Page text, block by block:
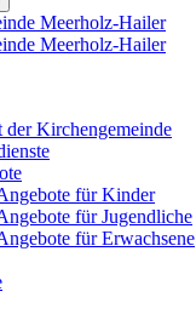
der Kirchengemeinde
für Kinder
für Jugendliche
für Erwachsene